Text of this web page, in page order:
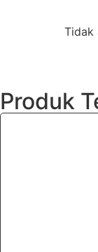
Tidak
Produk